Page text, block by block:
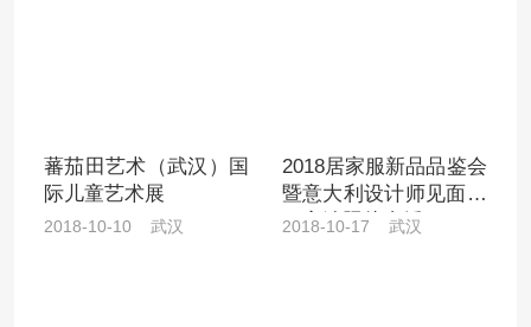
蕃茄田艺术（武汉）国
际儿童艺术展
2018-10-10 武汉
2018居家服新品品鉴会
暨意大利设计师见面会
（高清照片直播）
2018-10-17 武汉